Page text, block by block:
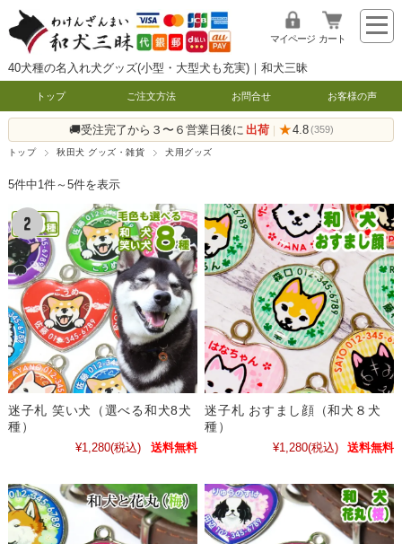
40犬種の名入れ犬グッズ(小型・大型犬も充実)｜和犬三昧
マイページ カート
トップ ご注文方法 お問合せ お客様の声
🚚受注完了から３〜６営業日後に 出荷 | ★4.8 (359)
トップ 秋田犬 グッズ・雑貨 犬用グッズ
5件中1件～5件を表示
迷子札 笑い犬（選べる和犬8犬
種）
¥1,280(税込) 送料無料
迷子札 おすまし顔（和犬８犬
種）
¥1,280(税込) 送料無料